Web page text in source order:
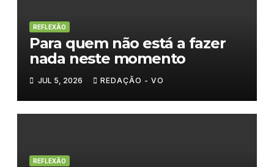
REFLEXÃO
Para quem não está a fazer
nada neste momento
JUL 5, 2026 REDAÇÃO - VO
REFLEXÃO